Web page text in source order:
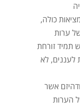
כולה,
ערות
תמיד זורחת
לא
אשר
הערות